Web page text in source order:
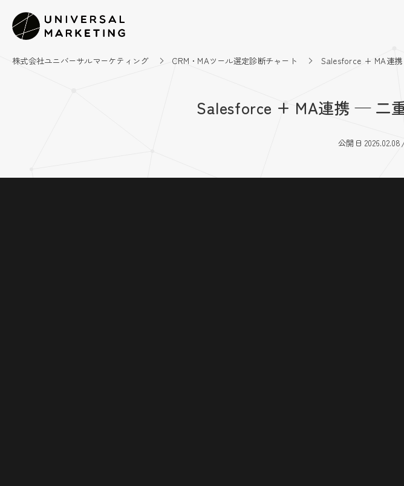
株式会社ユニバーサルマーケティング CRM・MAツール選定診断チャート Salesforce + MA連携
Salesforce + MA連携 — 二
公開日 2026.02.08